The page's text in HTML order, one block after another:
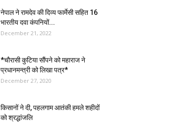
नेपाल ने रामदेव की दिव्य फार्मेसी सहित 16
भारतीय दवा कंपनियों...
December 21, 2022
*चौरासी कुटिया सौंपने को महाराज ने
प्रधानमन्त्री को लिखा पत्र*
December 27, 2020
किसानों ने दी, पहलगाम आतंकी हमले शहीदों
को श्रद्धांजलि